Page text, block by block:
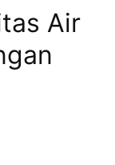
Air